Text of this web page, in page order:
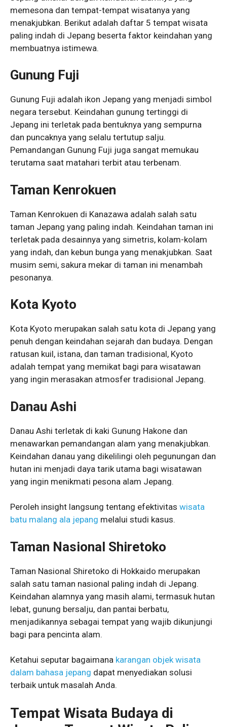
memesona dan tempat-tempat wisatanya yang
menakjubkan. Berikut adalah daftar 5 tempat wisata
paling indah di Jepang beserta faktor keindahan yang
membuatnya istimewa.
Gunung Fuji
Gunung Fuji adalah ikon Jepang yang menjadi simbol
negara tersebut. Keindahan gunung tertinggi di
Jepang ini terletak pada bentuknya yang sempurna
dan puncaknya yang selalu tertutup salju.
Pemandangan Gunung Fuji juga sangat memukau
terutama saat matahari terbit atau terbenam.
Taman Kenrokuen
Taman Kenrokuen di Kanazawa adalah salah satu
taman Jepang yang paling indah. Keindahan taman ini
terletak pada desainnya yang simetris, kolam-kolam
yang indah, dan kebun bunga yang menakjubkan. Saat
musim semi, sakura mekar di taman ini menambah
pesonanya.
Kota Kyoto
Kota Kyoto merupakan salah satu kota di Jepang yang
penuh dengan keindahan sejarah dan budaya. Dengan
ratusan kuil, istana, dan taman tradisional, Kyoto
adalah tempat yang memikat bagi para wisatawan
yang ingin merasakan atmosfer tradisional Jepang.
Danau Ashi
Danau Ashi terletak di kaki Gunung Hakone dan
menawarkan pemandangan alam yang menakjubkan.
Keindahan danau yang dikelilingi oleh pegunungan dan
hutan ini menjadi daya tarik utama bagi wisatawan
yang ingin menikmati pesona alam Jepang.
Peroleh insight langsung tentang efektivitas wisata
batu malang ala jepang melalui studi kasus.
Taman Nasional Shiretoko
Taman Nasional Shiretoko di Hokkaido merupakan
salah satu taman nasional paling indah di Jepang.
Keindahan alamnya yang masih alami, termasuk hutan
lebat, gunung bersalju, dan pantai berbatu,
menjadikannya sebagai tempat yang wajib dikunjungi
bagi para pencinta alam.
Ketahui seputar bagaimana karangan objek wisata
dalam bahasa jepang dapat menyediakan solusi
terbaik untuk masalah Anda.
Tempat Wisata Budaya di